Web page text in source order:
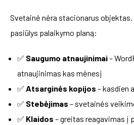
Svetainė nėra stacionarus
pasiūlys palaikymo planą:
✅ Saugumo atnaujinimai–
atnaujinimas kas mėnesį
✅ Atsarginės kopijos – kasdien
✅ Stebėjimas – svetainės
✅ Klaidos – greitas reagavimas į